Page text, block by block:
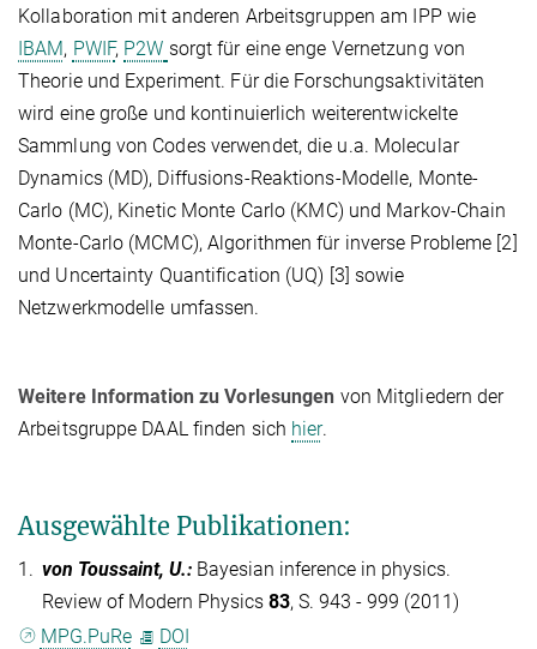
Kollaboration mit anderen Arbeitsgruppen am IPP wie
IBAM, PWIF, P2W sorgt für eine enge Vernetzung von
Theorie und Experiment. Für die Forschungsaktivitäten
wird eine große und kontinuierlich weiterentwickelte
Sammlung von Codes verwendet, die u.a. Molecular
Dynamics (MD), Diffusions-Reaktions-Modelle, Monte-
Carlo (MC), Kinetic Monte Carlo (KMC) und Markov-Chain
Monte-Carlo (MCMC), Algorithmen für inverse Probleme [2]
und Uncertainty Quantification (UQ) [3] sowie
Netzwerkmodelle umfassen.
Weitere Information zu Vorlesungen von Mitgliedern der
Arbeitsgruppe DAAL finden sich hier.
Ausgewählte Publikationen:
1. von Toussaint, U.: Bayesian inference in physics.
Review of Modern Physics 83, S. 943 - 999 (2011)
MPG.PuRe
DOI